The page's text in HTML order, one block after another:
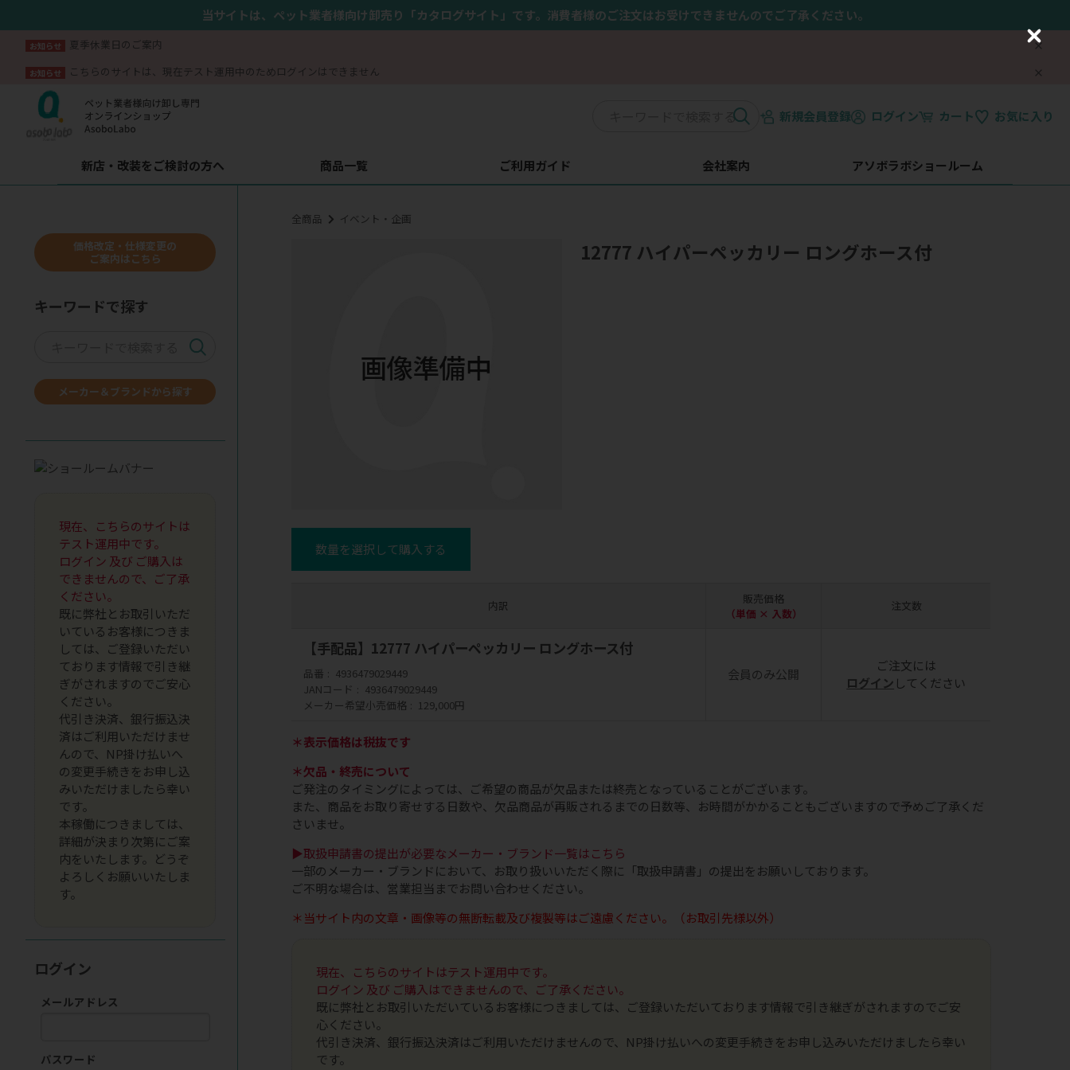
当サイトは、ペット業者様向け卸売り「カタログサイト」です。消費者様のご注文はお受けできませんのでご了承ください。
お知らせ 夏季休業日のご案内
お知らせ こちらのサイトは、現在テスト運用中のためログインはできません
新規会員登録 ログイン カート お気に入り
新店・改装をご検討の方へ 商品一覧 ご利用ガイド 会社案内 アソボラボショールーム
全商品 イベント・企画
12777 ハイパーペッカリー ロングホース付
数量を選択して購入する
内訳
販売価格
（単価 × 入数）
注文数
【手配品】12777 ハイパーペッカリー ロングホース付
品番
4936479029449
JANコード
4936479029449
メーカー希望小売価格
129,000円
会員のみ公開
ご注文には
ログイン してください
＊表示価格は税抜です
＊欠品・終売について
ご発注のタイミングによっては、ご希望の商品が欠品または終売となっていることがございます。
また、商品をお取り寄せする日数や、欠品商品が再販されるまでの日数等、お時間がかかることもございますので予めご了承くだ
さいませ。
▶取扱申請書の提出が必要なメーカー・ブランド一覧はこちら
一部のメーカー・ブランドにおいて、お取り扱いいただく際に「取扱申請書」の提出をお願いしております。
ご不明な場合は、営業担当までお問い合わせください。
＊当サイト内の文章・画像等の無断転載及び複製等はご遠慮ください。（お取引先様以外）
現在、こちらのサイトはテスト運用中です。
ログイン 及び ご購入はできませんので、ご了承ください。
既に弊社とお取引いただいているお客様につきましては、ご登録いただいております情報で引き継ぎがされますのでご安
心ください。
代引き決済、銀行振込決済はご利用いただけませんので、NP掛け払いへの変更手続きをお申し込みいただけましたら幸い
です。
価格改定・仕様変更の
ご案内はこちら
キーワードで探す
メーカー＆ブランドから探す
現在、こちらのサイトは
テスト運用中です。
ログイン 及び ご購入は
できませんので、ご了承
ください。
既に弊社とお取引いただ
いているお客様につきま
しては、ご登録いただい
ております情報で引き継
ぎがされますのでご安心
ください。
代引き決済、銀行振込決
済はご利用いただけませ
んので、NP掛け払いへ
の変更手続きをお申し込
みいただけましたら幸い
です。
本稼働につきましては、
詳細が決まり次第にご案
内をいたします。どうぞ
よろしくお願いいたしま
す。
ログイン
メールアドレス
パスワード
C
o